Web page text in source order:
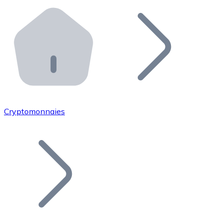
Distributeurs automatiques Bitnovo
Intégrez un ATM Bitnovo dans votre entreprise et
API Bitnovo
Intégrez notre API dans votre écosystème.
Rejoignez notre réseau de distributeurs et
Ajoutez le token de votre projet à notre service
Cryptomonnaies